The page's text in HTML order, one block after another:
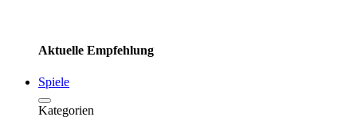
Aktuelle Empfehlung
Spiele
Kategorien